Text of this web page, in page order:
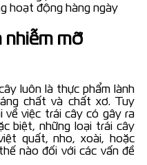
hoạt động hàng ngày
nhiễm mỡ
luôn là thực phẩm lành
chất và chất xơ. Tuy
về việc trái cây có gây ra
biệt, những loại trái cây
quất, nho, xoài, hoặc
nào đối với các vấn đề